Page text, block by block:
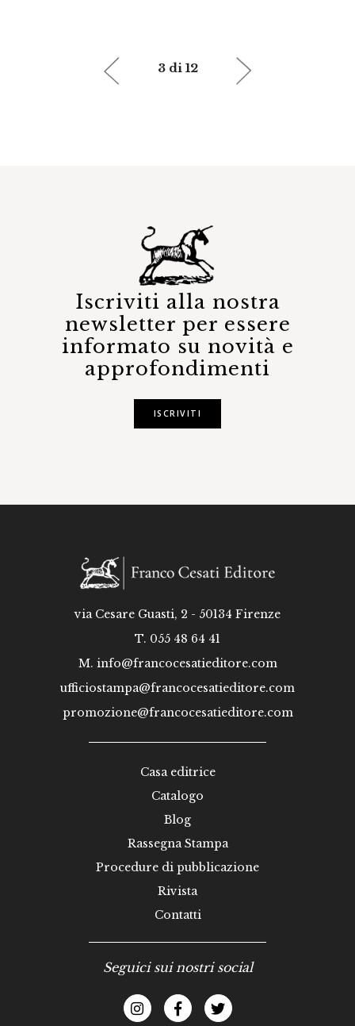
3 di 12
Iscriviti alla nostra
newsletter per essere
informato su novità e
approfondimenti
ISCRIVITI
via Cesare Guasti, 2 - 50134 Firenze
T. 055 48 64 41
M. info@francocesatieditore.com
ufficiostampa@francocesatieditore.com
promozione@francocesatieditore.com
Casa editrice
Catalogo
Blog
Rassegna Stampa
Procedure di pubblicazione
Rivista
Contatti
Seguici sui nostri social